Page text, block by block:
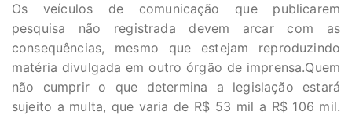
Os veículos de comunicação que publicarem
pesquisa não registrada devem arcar com as
consequências, mesmo que estejam reproduzindo
matéria divulgada em outro órgão de imprensa.Quem
não cumprir o que determina a legislação estará
sujeito a multa, que varia de R$ 53 mil a R$ 106 mil.